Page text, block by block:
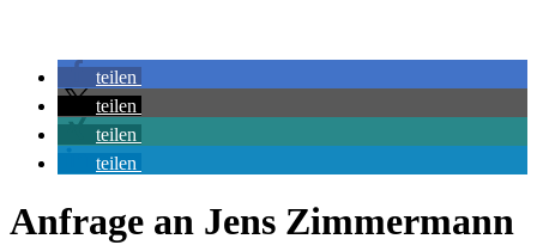
teilen
teilen
teilen
teilen
Anfrage an Jens Zimmermann